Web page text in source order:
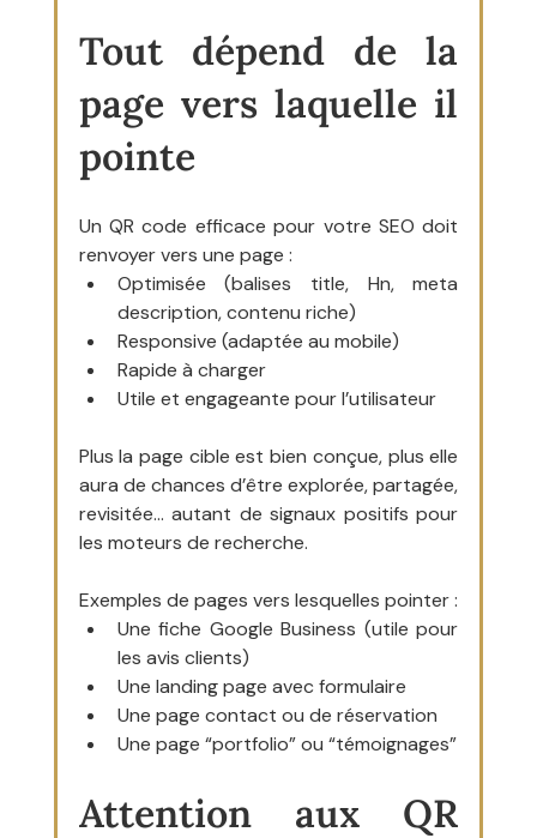
Tout dépend de la
page vers laquelle il
pointe
Un QR code efficace pour votre SEO doit
renvoyer vers une page :
Optimisée (balises title, Hn, meta
description, contenu riche)
Responsive (adaptée au mobile)
Rapide à charger
Utile et engageante pour l’utilisateur
Plus la page cible est bien conçue, plus elle
aura de chances d’être explorée, partagée,
revisitée… autant de signaux positifs pour
les moteurs de recherche.
Exemples de pages vers lesquelles pointer :
Une fiche Google Business (utile pour
les avis clients)
Une landing page avec formulaire
Une page contact ou de réservation
Une page “portfolio” ou “témoignages”
Attention aux QR